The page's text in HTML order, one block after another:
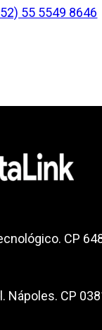
55 5549 8646
CP
Nápoles. CP